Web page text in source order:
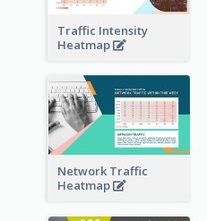
Traffic Intensity
Heatmap
Network Traffic
Heatmap